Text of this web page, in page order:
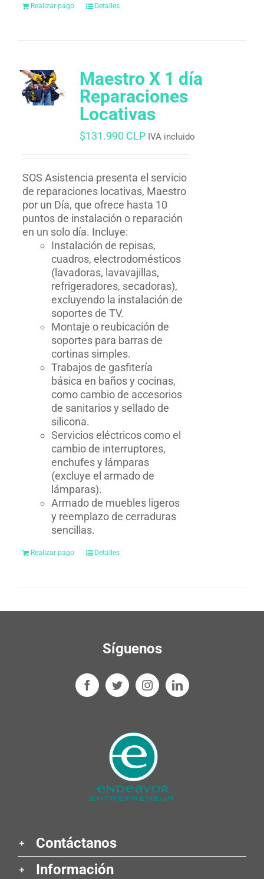
Realizar pago Detalles
Maestro X 1 día
Reparaciones
Locativas
$131.990 CLP IVA incluido
SOS Asistencia presenta el servicio
de reparaciones locativas, Maestro
por un Día, que ofrece hasta 10
puntos de instalación o reparación
en un solo día. Incluye:
Instalación de repisas,
cuadros, electrodomésticos
(lavadoras, lavavajillas,
refrigeradores, secadoras),
excluyendo la instalación de
soportes de TV.
Montaje o reubicación de
soportes para barras de
cortinas simples.
Trabajos de gasfitería
básica en baños y cocinas,
como cambio de accesorios
de sanitarios y sellado de
silicona.
Servicios eléctricos como el
cambio de interruptores,
enchufes y lámparas
(excluye el armado de
lámparas).
Armado de muebles ligeros
y reemplazo de cerraduras
sencillas.
Realizar pago Detalles
Síguenos
Contáctanos
Información